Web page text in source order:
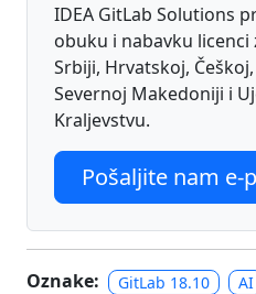
IDEA GitLab Solutions
obuku i nabavku licenci
Srbiji, Hrvatskoj,
Severnoj Makedoniji i
Kraljevstvu.
Pošaljite nam e-
Oznake: GitLab 18.10 AI